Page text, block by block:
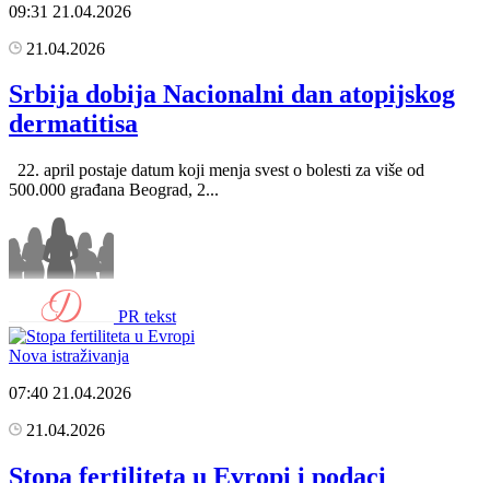
09:31 21.04.2026
21.04.2026
Srbija dobija Nacionalni dan atopijskog
dermatitisa
22. april postaje datum koji menja svest o bolesti za više od
500.000 građana Beograd, 2...
PR tekst
Nova istraživanja
07:40 21.04.2026
21.04.2026
Stopa fertiliteta u Evropi i podaci